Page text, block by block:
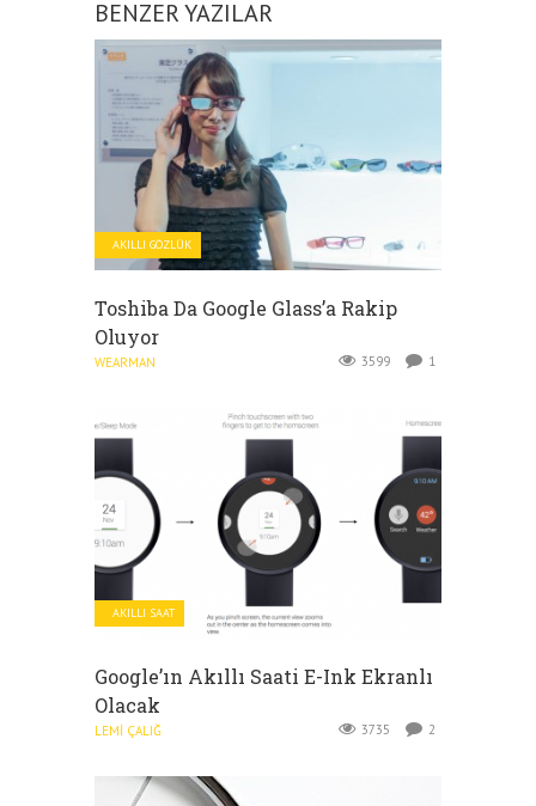
BENZER YAZILAR
AKILLI GÖZLÜK
Toshiba Da Google Glass’a Rakip
Oluyor
WEARMAN 3599 1
AKILLI SAAT
Google’ın Akıllı Saati E-Ink Ekranlı
Olacak
LEMI ÇALIĞ 3735 2